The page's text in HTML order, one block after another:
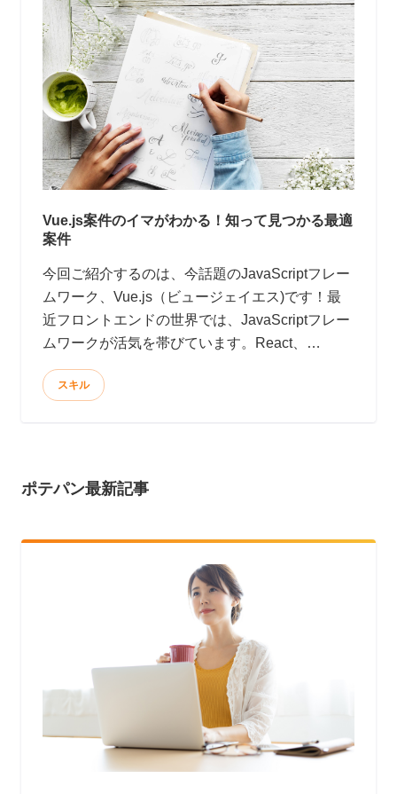
Vue.js案件のイマがわかる！知って見つかる最適
案件
今回ご紹介するのは、今話題のJavaScriptフレー
ムワーク、Vue.js（ビュージェイエス)です！最
近フロントエンドの世界では、JavaScriptフレー
ムワークが活気を帯びています。React、
Angularがその代表格でしょうか。では、みなさ
んの現場や自己学習、ポートフォリオ作品の製作
うです。
スキル
ポテパン最新記事